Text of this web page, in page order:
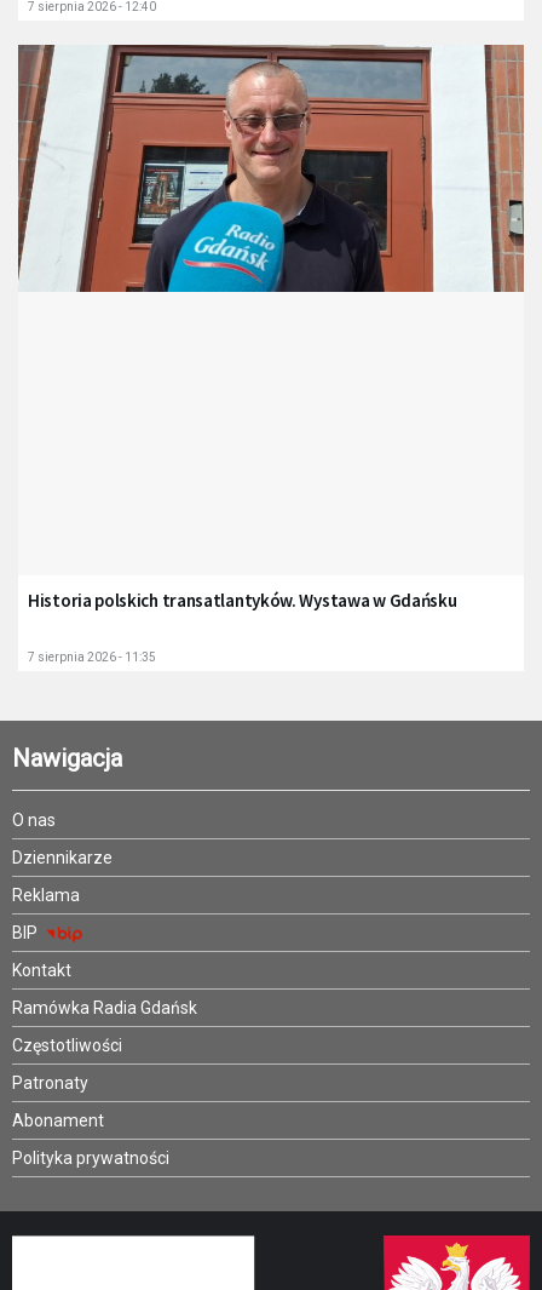
7 sierpnia 2026 - 12:40
Historia polskich transatlantyków. Wystawa w Gdańsku
7 sierpnia 2026 - 11:35
Nawigacja
O nas
Dziennikarze
Reklama
BIP
Kontakt
Ramówka Radia Gdańsk
Częstotliwości
Patronaty
Abonament
Polityka prywatności